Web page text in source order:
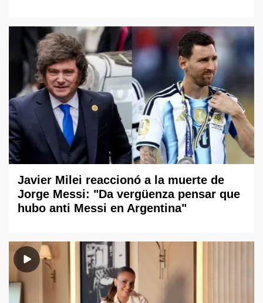
Javier Milei reaccionó a la muerte de
Jorge Messi: "Da vergüenza pensar que
hubo anti Messi en Argentina"